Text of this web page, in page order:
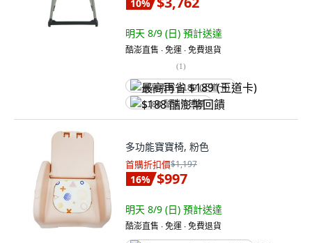
10%
明天 8/9 (日) 預計送達
酷澎直售 ∙ 免運 ∙ 免費退貨
(1)
最高再省 $189 (王道卡)
$188 酷澎幣回饋
多功能寶寶椅, 粉色
首購折扣價$1,197
16% $997
明天 8/9 (日) 預計送達
酷澎直售 ∙ 免運 ∙ 免費退貨